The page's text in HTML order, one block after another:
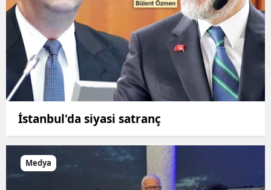
İstanbul'da siyasi satranç
Medya